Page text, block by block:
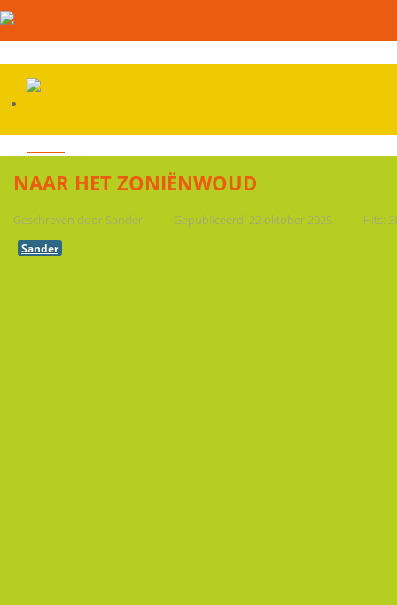
BLOGS
NAAR HET ZONIËNWOUD
Geschreven door Sander Gepubliceerd: 22 oktober 2025 Hits:
Sander